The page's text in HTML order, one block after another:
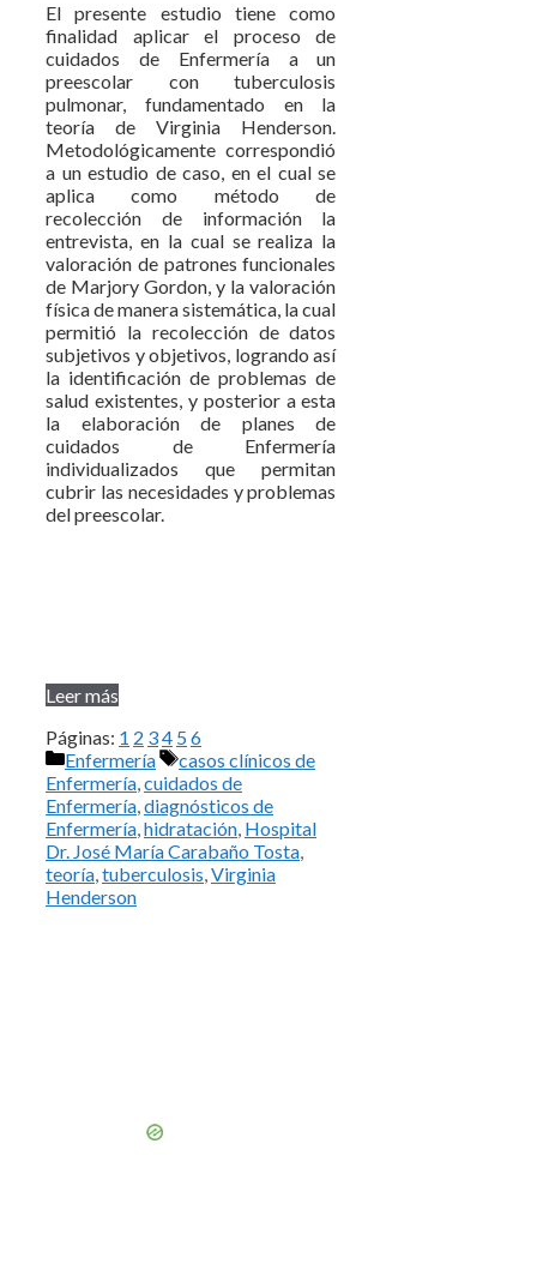
El presente estudio tiene como
finalidad aplicar el proceso de
cuidados de Enfermería a un
preescolar con tuberculosis
pulmonar, fundamentado en la
teoría de Virginia Henderson.
Metodológicamente correspondió
a un estudio de caso, en el cual se
aplica como método de
recolección de información la
entrevista, en la cual se realiza la
valoración de patrones funcionales
de Marjory Gordon, y la valoración
física de manera sistemática, la cual
permitió la recolección de datos
subjetivos y objetivos, logrando así
la identificación de problemas de
salud existentes, y posterior a esta
la elaboración de planes de
cuidados de Enfermería
individualizados que permitan
cubrir las necesidades y problemas
del preescolar.
Leer más
Páginas: 1 2 34 56
Categorías
Enfermería Etiquetas
casos clínicos de
Enfermería,cuidados de
Enfermería,diagnósticos de
Enfermería,hidratación, Hospital
Dr. José María Carabaño Tosta,
teoría,tuberculosis,Virginia
Henderson